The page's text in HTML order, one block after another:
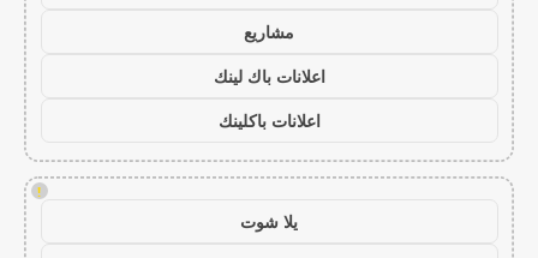
مشاريع
اعلانات باك لينك
اعلانات باكلينك
!
يلا شوت